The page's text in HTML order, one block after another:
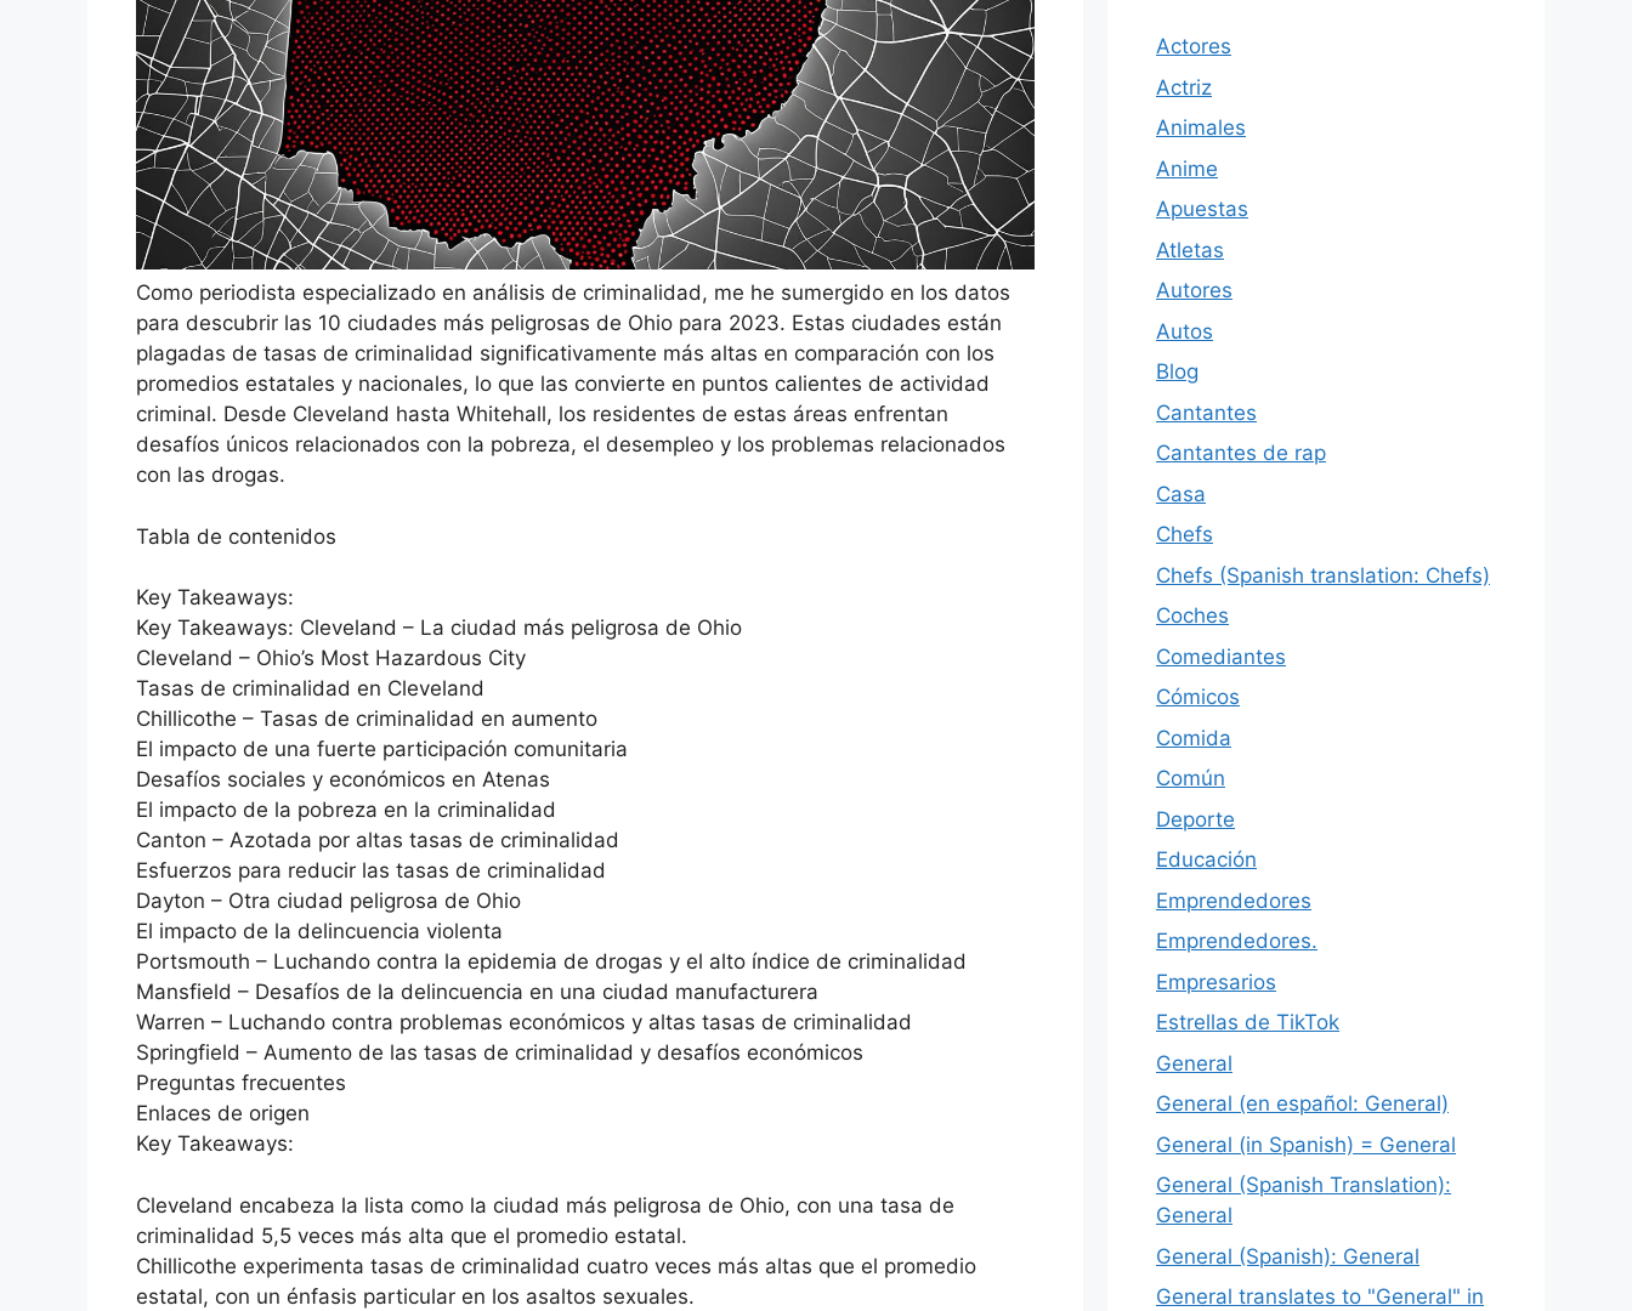
Como periodista especializado en análisis de criminalidad, me he sumergido en los datos
para descubrir las 10 ciudades más peligrosas de Ohio para 2023. Estas ciudades están
plagadas de tasas de criminalidad significativamente más altas en comparación con los
promedios estatales y nacionales, lo que las convierte en puntos calientes de actividad
criminal. Desde Cleveland hasta Whitehall, los residentes de estas áreas enfrentan
desafíos únicos relacionados con la pobreza, el desempleo y los problemas relacionados
con las drogas.
Tabla de contenidos
Key Takeaways:
Key Takeaways: Cleveland – La ciudad más peligrosa de Ohio
Cleveland – Ohio’s Most Hazardous City
Tasas de criminalidad en Cleveland
Chillicothe – Tasas de criminalidad en aumento
El impacto de una fuerte participación comunitaria
Desafíos sociales y económicos en Atenas
El impacto de la pobreza en la criminalidad
Canton – Azotada por altas tasas de criminalidad
Esfuerzos para reducir las tasas de criminalidad
Dayton – Otra ciudad peligrosa de Ohio
El impacto de la delincuencia violenta
Portsmouth – Luchando contra la epidemia de drogas y el alto índice de criminalidad
Mansfield – Desafíos de la delincuencia en una ciudad manufacturera
Warren – Luchando contra problemas económicos y altas tasas de criminalidad
Springfield – Aumento de las tasas de criminalidad y desafíos económicos
Preguntas frecuentes
Enlaces de origen
Key Takeaways:
Cleveland encabeza la lista como la ciudad más peligrosa de Ohio, con una tasa de
criminalidad 5,5 veces más alta que el promedio estatal.
Chillicothe experimenta tasas de criminalidad cuatro veces más altas que el promedio
estatal, con un énfasis particular en los asaltos sexuales.
Actores
Actriz
Animales
Anime
Apuestas
Atletas
Autores
Autos
Blog
Cantantes
Cantantes de rap
Casa
Chefs
Chefs (Spanish translation: Chefs)
Coches
Comediantes
Cómicos
Comida
Común
Deporte
Educación
Emprendedores
Emprendedores.
Empresarios
Estrellas de TikTok
General
General (en español: General)
General (in Spanish) = General
General (Spanish Translation):
General
General (Spanish): General
General translates to "General" in